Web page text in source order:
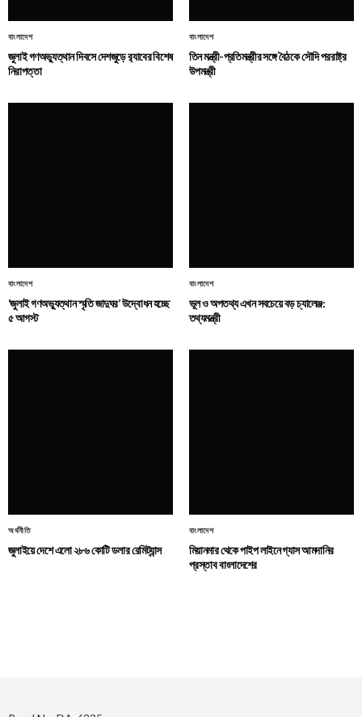
বাংলাদেশ
জুলাই গণঅভ্যুত্থান দিবসে দেশজুড়ে র‌্যাবের বিশেষ
নিরাপত্তা
বাংলাদেশ
তিন মন্ত্রী-প্রতিমন্ত্রীর সঙ্গে বৈঠকে সৌদি পররাষ্ট্র
উপমন্ত্রী
বাংলাদেশ
‘জুলাই গণঅভ্যুত্থান স্মৃতি জাদুঘর’ উদ্বোধন হচ্ছে
৫ আগস্ট
বাংলাদেশ
ভুল ও অপতথ্য এখন সবচেয়ে বড় চ্যালেঞ্জ:
তথ্যমন্ত্রী
অর্থনীতি
জুলাইয়ে দেশে এলো ২৮৬ কোটি ডলার রেমিট্যান্স
বাংলাদেশ
মিয়ানমার থেকে পাইপ লাইনে গ্যাস আমদানির
প্রস্তাব বাংলাদেশের